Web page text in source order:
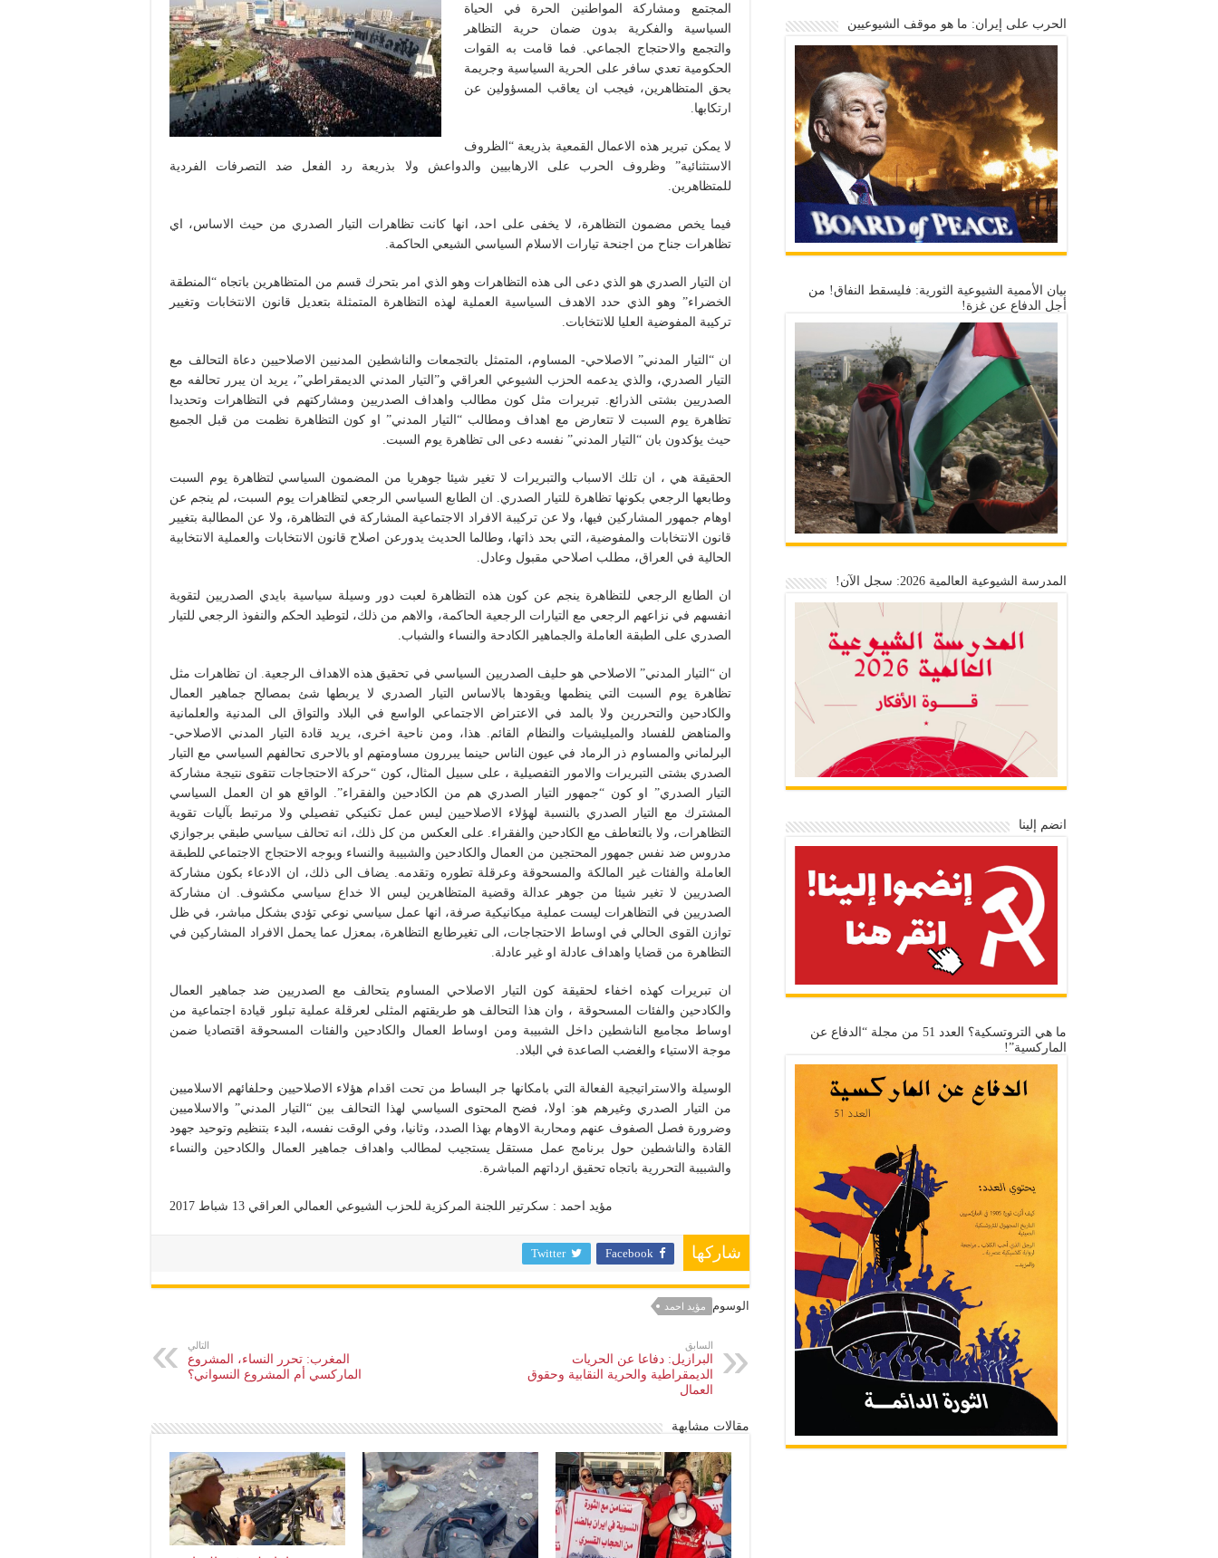
المجتمع ومشاركة المواطنين الحرة في الحياة
السياسية والفكرية بدون ضمان حرية التظاهر
والتجمع والاحتجاج الجماعي. فما قامت به القوات
الحكومية تعدي سافر على الحرية السياسية وجريمة
بحق المتظاهرين، فيجب ان يعاقب المسؤولين عن
ارتكابها.
لا يمكن تبرير هذه الاعمال القمعية بذريعة “الظروف
الاستثنائية” وظروف الحرب على الارهابيين والدواعش ولا بذريعة رد الفعل ضد التصرفات الفردية
للمتظاهرين.
فيما يخص مضمون التظاهرة، لا يخفى على احد، انها كانت تظاهرات التيار الصدري من حيث الاساس، اي
تظاهرات جناح من اجنحة تيارات الاسلام السياسي الشيعي الحاكمة.
ان التيار الصدري هو الذي دعى الى هذه التظاهرات وهو الذي امر بتحرك قسم من المتظاهرين باتجاه “المنطقة
الخضراء” وهو الذي حدد الاهدف السياسية العملية لهذه التظاهرة المتمثلة بتعديل قانون الانتخابات وتغيير
تركيبة المفوضية العليا للانتخابات.
ان “التيار المدني” الاصلاحي- المساوم، المتمثل بالتجمعات والناشطين المدنيين الاصلاحيين دعاة التحالف مع
التيار الصدري، والذي يدعمه الحزب الشيوعي العراقي و”التيار المدني الديمقراطي”، يريد ان يبرر تحالفه مع
الصدريين بشتى الذرائع. تبريرات مثل كون مطالب واهداف الصدريين ومشاركتهم في التظاهرات وتحديدا
تظاهرة يوم السبت لا تتعارض مع اهداف ومطالب “التيار المدني” او كون التظاهرة نظمت من قبل الجميع
حيث يؤكدون بان “التيار المدني” نفسه دعى الى تظاهرة يوم السبت.
الحقيقة هي ، ان تلك الاسباب والتبريرات لا تغير شيئا جوهريا من المضمون السياسي لتظاهرة يوم السبت
وطابعها الرجعي بكونها تظاهرة للتيار الصدري. ان الطابع السياسي الرجعي لتظاهرات يوم السبت، لم ينجم عن
اوهام جمهور المشاركين فيها، ولا عن تركيبة الافراد الاجتماعية المشاركة في التظاهرة، ولا عن المطالبة بتغيير
قانون الانتخابات والمفوضية، التي بحد ذاتها، وطالما الحديث يدورعن اصلاح قانون الانتخابات والعملية الانتخابية
الحالية في العراق، مطلب اصلاحي مقبول وعادل.
ان الطابع الرجعي للتظاهرة ينجم عن كون هذه التظاهرة لعبت دور وسيلة سياسية بايدي الصدريين لتقوية
انفسهم في نزاعهم الرجعي مع التيارات الرجعية الحاكمة، والاهم من ذلك، لتوطيد الحكم والنفوذ الرجعي للتيار
الصدري على الطبقة العاملة والجماهير الكادحة والنساء والشباب.
ان “التيار المدني” الاصلاحي هو حليف الصدريين السياسي في تحقيق هذه الاهداف الرجعية. ان تظاهرات مثل
تظاهرة يوم السبت التي ينظمها ويقودها بالاساس التيار الصدري لا يربطها شئ بمصالح جماهير العمال
والكادحين والتحررين ولا بالمد في الاعتراض الاجتماعي الواسع في البلاد والتواق الى المدنية والعلمانية
والمناهض للفساد والميليشيات والنظام القائم. هذا، ومن ناحية اخرى، يريد قادة التيار المدني الاصلاحي-
البرلماني والمساوم ذر الرماد في عيون الناس حينما يبررون مساومتهم او بالاحرى تحالفهم السياسي مع التيار
الصدري بشتى التبريرات والامور التفصيلية ، على سبيل المثال، كون “حركة الاحتجاجات تتقوى نتيجة مشاركة
التيار الصدري” او كون “جمهور التيار الصدري هم من الكادحين والفقراء”. الواقع هو ان العمل السياسي
المشترك مع التيار الصدري بالنسبة لهؤلاء الاصلاحيين ليس عمل تكنيكي تفصيلي ولا مرتبط بآليات تقوية
التظاهرات، ولا بالتعاطف مع الكادحين والفقراء. على العكس من كل ذلك، انه تحالف سياسي طبقي برجوازي
مدروس ضد نفس جمهور المحتجين من العمال والكادحين والشبيبة والنساء وبوجه الاحتجاج الاجتماعي للطبقة
العاملة والفئات غير المالكة والمسحوقة وعرقلة تطوره وتقدمه. يضاف الى ذلك، ان الادعاء بكون مشاركة
الصدريين لا تغير شيئا من جوهر عدالة وقضية المتظاهرين ليس الا خداع سياسي مكشوف. ان مشاركة
الصدريين في التظاهرات ليست عملية ميكانيكية صرفة، انها عمل سياسي نوعي تؤدي بشكل مباشر، في ظل
توازن القوى الحالي في اوساط الاحتجاجات، الى تغيرطابع التظاهرة، بمعزل عما يحمل الافراد المشاركين في
التظاهرة من قضايا واهداف عادلة او غير عادلة.
ان تبريرات كهذه اخفاء لحقيقة كون التيار الاصلاحي المساوم يتحالف مع الصدريين ضد جماهير العمال
والكادحين والفئات المسحوقة ، وان هذا التحالف هو طريقتهم المثلى لعرقلة عملية تبلور قيادة اجتماعية من
اوساط مجاميع الناشطين داخل الشبيبة ومن اوساط العمال والكادحين والفئات المسحوقة اقتصاديا ضمن
موجة الاستياء والغضب الصاعدة في البلاد.
الوسيلة والاستراتيجية الفعالة التي بامكانها جر البساط من تحت اقدام هؤلاء الاصلاحيين وحلفائهم الاسلاميين
من التيار الصدري وغيرهم هو: اولا، فضح المحتوى السياسي لهذا التحالف بين “التيار المدني” والاسلاميين
وضرورة فصل الصفوف عنهم ومحاربة الاوهام بهذا الصدد، وثانيا، وفي الوقت نفسه، البدء بتنظيم وتوحيد جهود
القادة والناشطين حول برنامج عمل مستقل يستجيب لمطالب واهداف جماهير العمال والكادحين والنساء
والشبيبة التحررية باتجاه تحقيق ارداتهم المباشرة.
مؤيد احمد : سكرتير اللجنة المركزية للحزب الشيوعي العمالي العراقي 13 شباط 2017
شاركها Facebook
Twitter
الوسوم مؤيد احمد
السابق
البرازيل: دفاعا عن الحريات
الديمقراطية والحرية النقابية وحقوق
العمال
التالي
المغرب: تحرر النساء، المشروع
الماركسي أم المشروع النسواني؟
مقالات مشابهة
الحرب على إيران: ما هو موقف الشيوعيين
بيان الأممية الشيوعية الثورية: فليسقط النفاق! من
أجل الدفاع عن غزة!
المدرسة الشيوعية العالمية 2026: سجل الآن!
انضم إلينا
ما هي التروتسكية؟ العدد 51 من مجلة “الدفاع عن
الماركسية”!